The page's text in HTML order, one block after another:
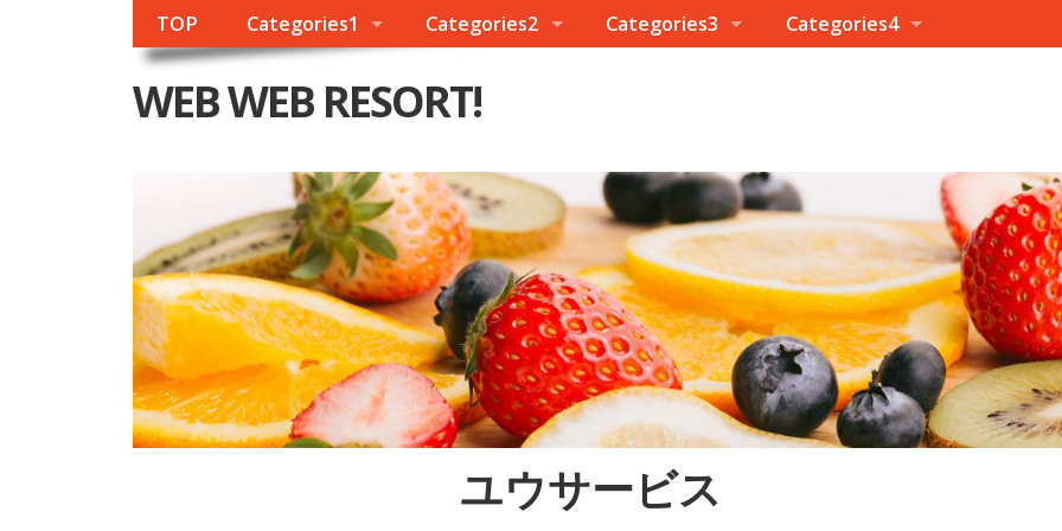
TOP Categories1 Categories2 Categories3 Categories4
WEB WEB RESORT!
ユウサービス